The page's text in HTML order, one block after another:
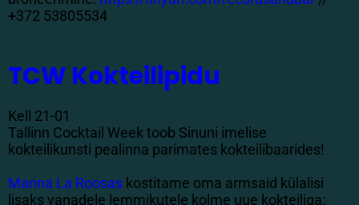
+372 53805534
TCW Kokteilipidu
Kell 21-01
Tallinn Cocktail Week toob Sinuni imelise
kokteilikunsti pealinna parimates kokteilibaarides!
Manna La Roosas kostitame oma armsaid külalisi
lisaks vanadele lemmikutele kolme uue kokteiliga: